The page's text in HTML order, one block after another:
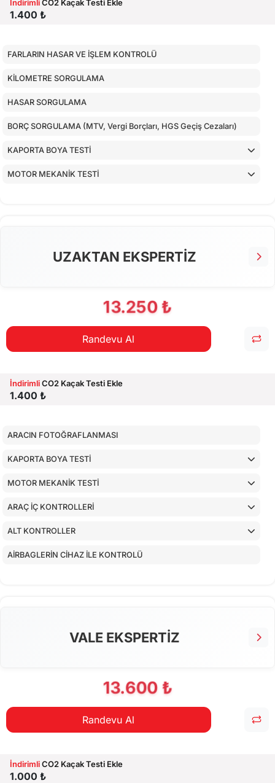
İndirimliCO2 Kaçak Testi Ekle
1.400 ₺
FARLARIN HASAR VE İŞLEM KONTROLÜ
KİLOMETRE SORGULAMA
HASAR SORGULAMA
BORÇ SORGULAMA (MTV, Vergi Borçları, HGS Geçiş Cezaları)
KAPORTA BOYA TESTİ
MOTOR MEKANİK TESTİ
UZAKTAN EKSPERTİZ
13.250 ₺
Randevu Al
İndirimliCO2 Kaçak Testi Ekle
1.400 ₺
ARACIN FOTOĞRAFLANMASI
KAPORTA BOYA TESTİ
MOTOR MEKANİK TESTİ
ARAÇ İÇ KONTROLLERİ
ALT KONTROLLER
AİRBAGLERİN CİHAZ İLE KONTROLÜ
VALE EKSPERTİZ
13.600 ₺
Randevu Al
İndirimliCO2 Kaçak Testi Ekle
1.000 ₺